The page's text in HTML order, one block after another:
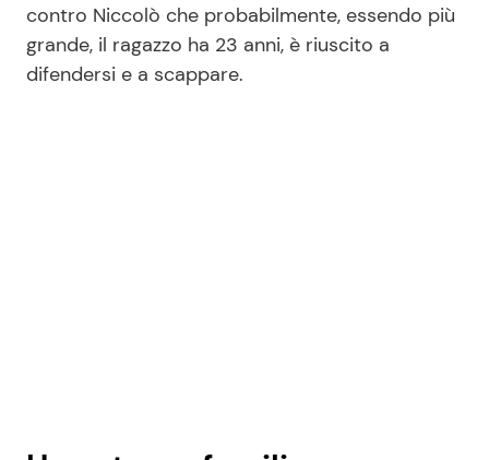
contro Niccolò che probabilmente, essendo più
grande, il ragazzo ha 23 anni, è riuscito a
difendersi e a scappare.